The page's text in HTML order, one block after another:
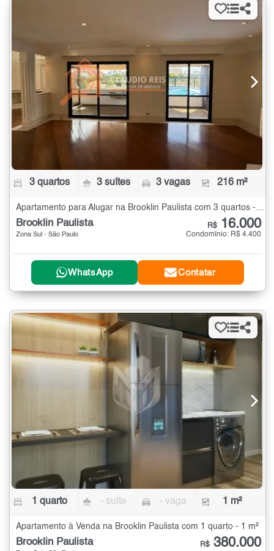
3 quartos 3 suítes 3 vagas 216 m²
Apartamento para Alugar na Brooklin Paulista com 3 quartos - 216 m²
Brooklin Paulista
Zona Sul - São Paulo
R$ 16.000
Condomínio: R$ 4.400
WhatsApp Contatar
1 quarto - suíte - vaga 1 m²
Apartamento à Venda na Brooklin Paulista com 1 quarto - 1 m²
Brooklin Paulista R$ 380.000